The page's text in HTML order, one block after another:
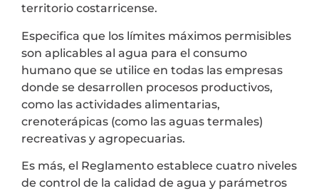
territorio costarricense.
Especifica que los límites máximos permisibles
son aplicables al agua para el consumo
humano que se utilice en todas las empresas
donde se desarrollen procesos productivos,
como las actividades alimentarias,
crenoterápicas (como las aguas termales)
recreativas y agropecuarias.
Es más, el Reglamento establece cuatro niveles
de control de la calidad de agua y parámetros